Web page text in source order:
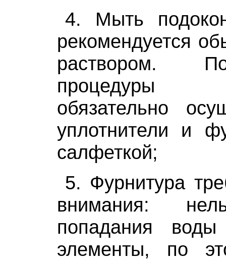
4. Мыть
рекомендуется
раствором.
процедуры
обязательно
уплотнители и
салфеткой;
5. Фурнитура
внимания:
попадания
элементы, по